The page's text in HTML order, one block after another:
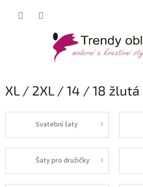
XL / 2XL / 14 / 18 žlutá
Svatební šaty
Šaty pro družičky